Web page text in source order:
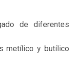
de diferentes
metílico y butílico